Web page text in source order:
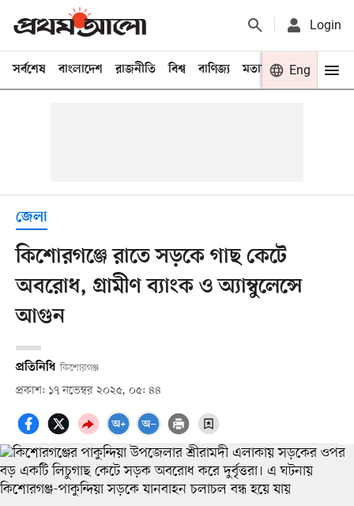
Login
সর্বশেষ বাংলাদেশ রাজনীতি বিশ্ব বাণিজ্য মতামত খেলা
Eng
জেলা
কিশোরগঞ্জে রাতে সড়কে গাছ কেটে
অবরোধ, গ্রামীণ ব্যাংক ও অ্যাম্বুলেন্সে
আগুন
প্রতিনিধি কিশোরগঞ্জ
প্রকাশ: ১৭ নভেম্বর ২০২৫, ০৫: ৪৪